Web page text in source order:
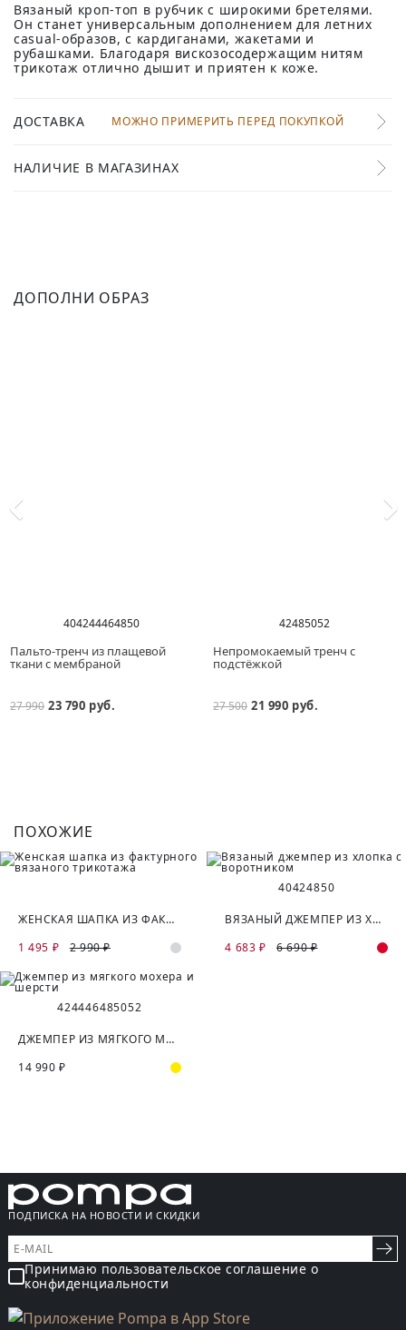
Вязаный кроп-топ в рубчик с широкими бретелями.
Он станет универсальным дополнением для летних
casual-образов, с кардиганами, жакетами и
рубашками. Благодаря вискозосодержащим нитям
трикотаж отлично дышит и приятен к коже.
ДОСТАВКА МОЖНО ПРИМЕРИТЬ ПЕРЕД ПОКУПКОЙ
НАЛИЧИЕ В МАГАЗИНАХ
ДОПОЛНИ ОБРАЗ
404244464850
Пальто-тренч из плащевой
ткани с мембраной
27 990 23 790 руб.
42485052
Непромокаемый тренч с
подстёжкой
27 500 21 990 руб.
ПОХОЖИЕ
ЖЕНСКАЯ ШАПКА ИЗ ФАКТУРНОГО ВЯЗАНОГО ТРИКОТАЖА
1 495 ₽
2 990 ₽
40424850
ВЯЗАНЫЙ ДЖЕМПЕР ИЗ ХЛОПКА С ВОРОТНИКОМ
4 683 ₽
6 690 ₽
424446485052
ДЖЕМПЕР ИЗ МЯГКОГО МОХЕРА И ШЕРСТИ
14 990 ₽
ПОДПИСКА НА НОВОСТИ И СКИДКИ
Принимаю пользовательское соглашение о
конфиденциальности